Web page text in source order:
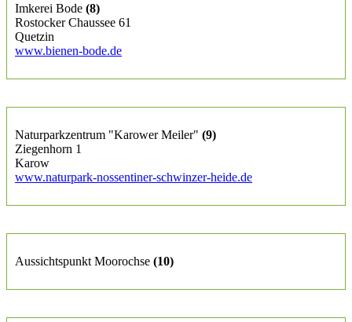
Imkerei Bode (8)
Rostocker Chaussee 61
Quetzin
www.bienen-bode.de
Naturparkzentrum "Karower Meiler" (9)
Ziegenhorn 1
Karow
www.naturpark-nossentiner-schwinzer-heide.de
Aussichtspunkt Moorochse (10)